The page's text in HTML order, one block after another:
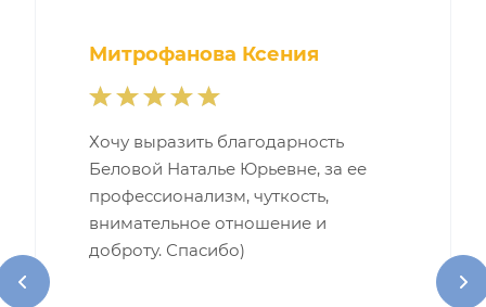
Митрофанова Ксения
Хочу выразить благодарность
Беловой Наталье Юрьевне, за ее
профессионализм, чуткость,
внимательное отношение и
доброту. Спасибо)